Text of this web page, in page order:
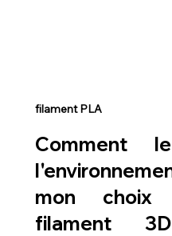
filament PLA
Comment
mon choix
filament